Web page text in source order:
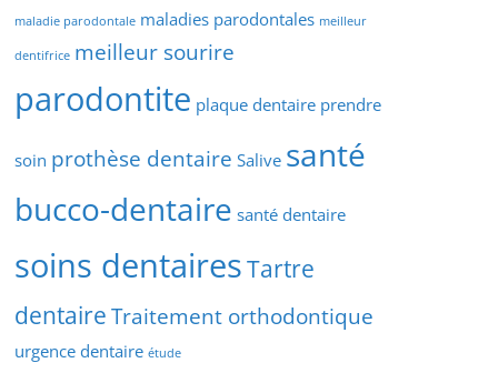
maladie parodontale maladies parodontales meilleur
dentifrice meilleur sourire
parodontite plaque dentaire prendre
soin prothèse dentaire Salive santé
bucco-dentaire santé dentaire
soins dentairesTartre
dentaire Traitement orthodontique
urgence dentaire étude